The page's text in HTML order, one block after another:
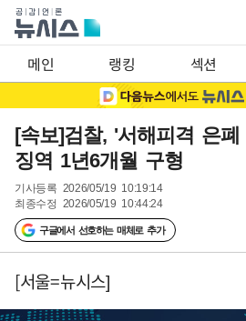
메인 랭킹 섹션
[속보]검찰, '서해피격 은
징역 1년6개월 구형
기사등록 2026/05/19 10:19:14
최종수정 2026/05/19 10:44:24
구글에서 선호하는 매체로 추가
[서울=뉴시스]